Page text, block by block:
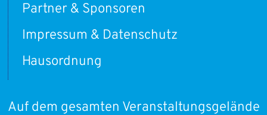
Partner & Sponsoren
Impressum & Datenschutz
Hausordnung
Auf dem gesamten Veranstaltungsgelände